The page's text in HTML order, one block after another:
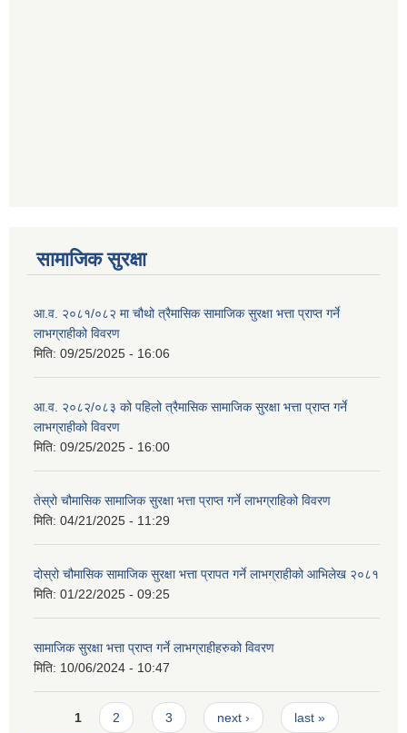
सामाजिक सुरक्षा
आ.व. २०८१/०८२ मा चौथो त्रैमासिक सामाजिक सुरक्षा भत्ता प्राप्त गर्ने
लाभग्राहीको विवरण
मिति: 09/25/2025 - 16:06
आ.व. २०८२/०८३ को पहिलो त्रैमासिक सामाजिक सुरक्षा भत्ता प्राप्त गर्ने
लाभग्राहीको विवरण
मिति: 09/25/2025 - 16:00
तेस्रो चौमासिक सामाजिक सुरक्षा भत्ता प्राप्त गर्ने लाभग्राहिको विवरण
मिति: 04/21/2025 - 11:29
दोस्रो चौमासिक सामाजिक सुरक्षा भत्ता प्रापत गर्ने लाभग्राहीको आभिलेख २०८१
मिति: 01/22/2025 - 09:25
सामाजिक सुरक्षा भत्ता प्राप्त गर्ने लाभग्राहीहरुको विवरण
मिति: 10/06/2024 - 10:47
Pages
1 2 3 next › last »